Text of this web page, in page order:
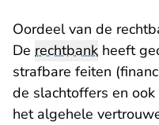
Oordeel van de
De rechtbank heeft
strafbare feiten
de slachtoffers en
het algehele